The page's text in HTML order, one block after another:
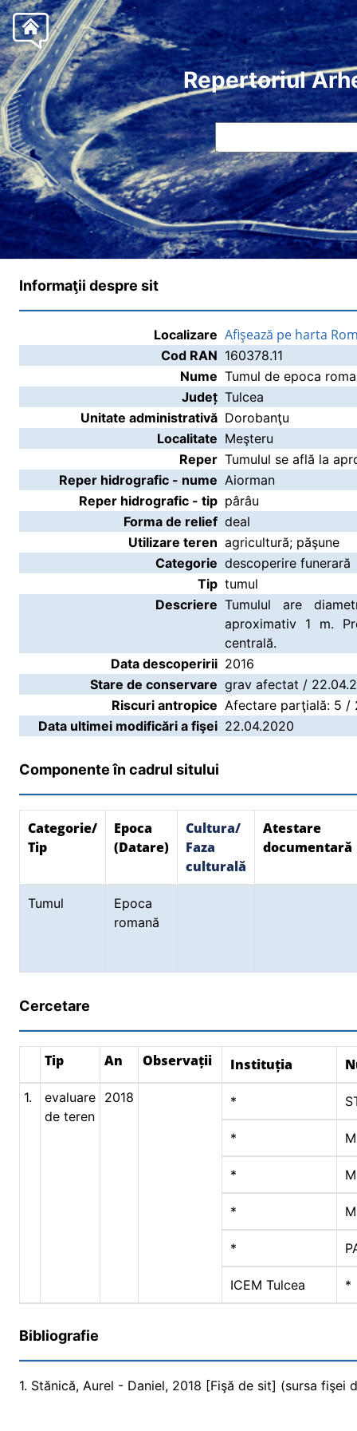
Repertoriul
Informaţii despre sit
Localizare Afişează pe harta
Cod RAN 160378.11
Nume Tumul de epoca
Județ Tulcea
Unitate administrativă Dorobanţu
Localitate Meşteru
Reper Tumulul se află la
Reper hidrografic - nume Aiorman
Reper hidrografic - tip pârâu
Forma de relief deal
Utilizare teren agricultură; păşune
Categorie descoperire funerară
Tip tumul
Descriere Tumulul are
aproximativ 1 m.
centrală.
Data descoperirii 2016
Stare de conservare grav afectat /
Riscuri antropice Afectare parţială: 5 /
Data ultimei modificări a fişei 22.04.2020
Componente în cadrul sitului
Categorie/
Tip
Epoca
(Datare)
Cultura/
Faza
culturală
Atestare
documentară
Tumul
Epoca
romană
Cercetare
Tip An Observații Instituția
1.
evaluare
de teren
2018 *
*
*
*
*
ICEM Tulcea *
Bibliografie
1. Stănică, Aurel - Daniel, 2018 [Fişă de sit] (sursa fişei